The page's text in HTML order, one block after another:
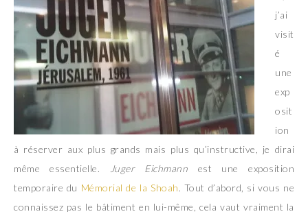
j’ai
visit
é
une
exp
osit
ion
à réserver aux plus grands mais plus qu’instructive, je dirai
même essentielle.
Juger Eichmann est une exposition
temporaire du Mémorial de la Shoah. Tout d’abord, si vous ne
connaissez pas le bâtiment en lui-même, cela vaut vraiment la